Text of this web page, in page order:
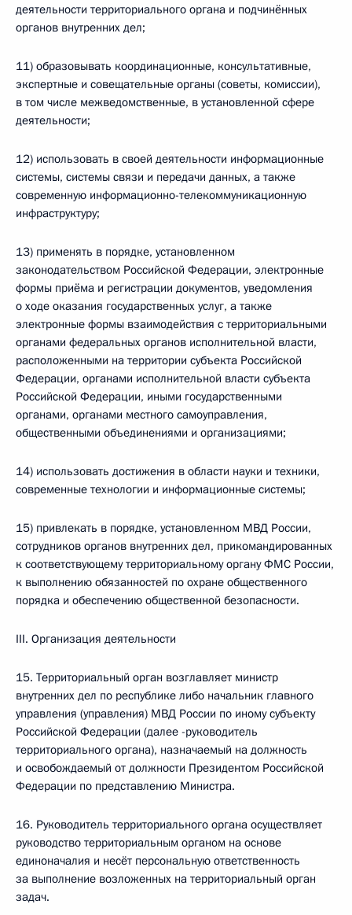
деятельности территориального органа и подчинённых
органов внутренних дел;
11) образовывать координационные, консультативные,
экспертные и совещательные органы (советы, комиссии),
в том числе межведомственные, в установленной сфере
деятельности;
12) использовать в своей деятельности информационные
системы, системы связи и передачи данных, а также
современную информационно-телекоммуникационную
инфраструктуру;
13) применять в порядке, установленном
законодательством Российской Федерации, электронные
формы приёма и регистрации документов, уведомления
о ходе оказания государственных услуг, а также
электронные формы взаимодействия с территориальными
органами федеральных органов исполнительной власти,
расположенными на территории субъекта Российской
Федерации, органами исполнительной власти субъекта
Российской Федерации, иными государственными
органами, органами местного самоуправления,
общественными объединениями и организациями;
14) использовать достижения в области науки и техники,
современные технологии и информационные системы;
15) привлекать в порядке, установленном МВД России,
сотрудников органов внутренних дел, прикомандированных
к соответствующему территориальному органу ФМС России,
к выполнению обязанностей по охране общественного
порядка и обеспечению общественной безопасности.
III. Организация деятельности
15. Территориальный орган возглавляет министр
внутренних дел по республике либо начальник главного
управления (управления) МВД России по иному субъекту
Российской Федерации (далее -руководитель
территориального органа), назначаемый на должность
и освобождаемый от должности Президентом Российской
Федерации по представлению Министра.
16. Руководитель территориального органа осуществляет
руководство территориальным органом на основе
единоначалия и несёт персональную ответственность
за выполнение возложенных на территориальный орган
задач.